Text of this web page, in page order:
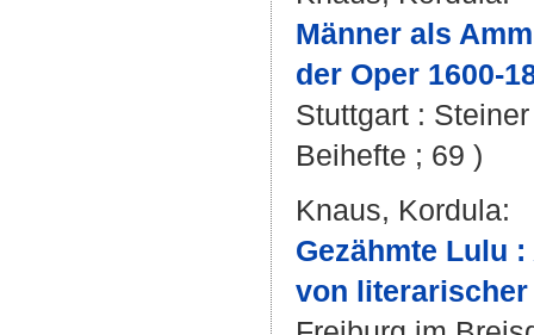
Männer als
der Oper 1600-
Stuttgart :
Beihefte ; 69 )
Knaus, Kordula:
Gezähmte Lulu
von